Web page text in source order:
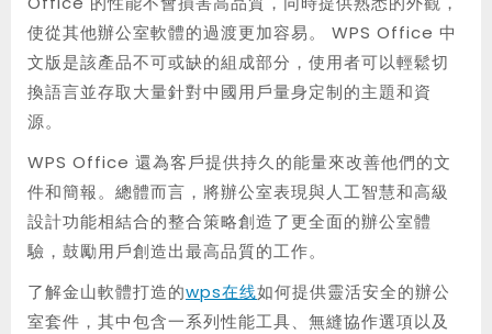
使從其他辦公室軟體的過渡更加容易。 WPS Office 中
文版是該產品不可或缺的組成部分，使用者可以輕鬆切
換語言並存取大量針對中國用戶量身定制的主題和資
源。
WPS Office 還為客戶提供持久的能量來改善他們的文
件和簡報。總體而言，將辦公室表現與人工智慧和高級
設計功能相結合的整合策略創造了更全面的辦公室體
驗，鼓勵用戶創造出最高品質的工作。
了解金山軟體打造的wps在线如何提供靈活安全的辦公
室套件，其中包含一系列性能工具、無縫協作選項以及